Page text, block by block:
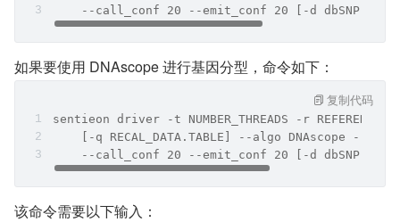
--call_conf 20 --emit_conf 20 [-d dbSNP]
如果要使用 DNAscope 进行基因分型，命令如下：
sentieon driver -t NUMBER_THREADS -r REFERENCE
[-q RECAL_DATA.TABLE] --algo DNAscope --
--call_conf 20 --emit_conf 20 [-d dbSNP]
复制代码
该命令需要以下输入：